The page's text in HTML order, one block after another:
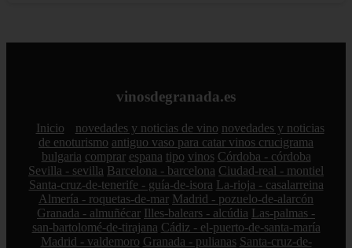
vinosdegranada.es
Inicio novedades y noticias de vino novedades y noticias
de enoturismo antiguo vaso para catar vinos crucigrama
bulgaria comprar espana tipo vinos Córdoba - córdoba
Sevilla - sevilla Barcelona - barcelona Ciudad-real - montiel
Santa-cruz-de-tenerife - guía-de-isora La-rioja - casalarreina
Almería - roquetas-de-mar Madrid - pozuelo-de-alarcón
Granada - almuñécar Illes-balears - alcúdia Las-palmas -
san-bartolomé-de-tirajana Cádiz - el-puerto-de-santa-maría
Madrid - valdemoro Granada - pulianas Santa-cruz-de-